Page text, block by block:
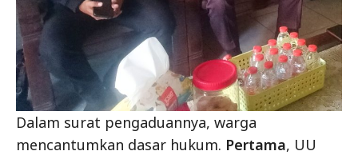
Dalam surat pengaduannya, warga
mencantumkan dasar hukum. Pertama, UU